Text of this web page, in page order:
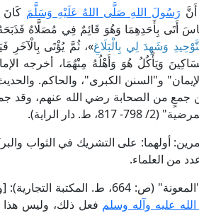
أَنَّرَسُولَ اللهِ صَلَّى اللهُ عَلَيْهِ وَسَلَّمَ كَانَ
أَتَى بِأَحَدِهِمَا وَهُوَ قَائِمٌ فِي مُصَلَّاهُ
وَشَهِدَ لِي بِالْبَلَاغِ»، ثُمَّ يُؤْتَى بِالْآخَرِ
وَيَأْكُلُ هُوَ وَأَهْلُهُ مِنْهُمَا، أخرجه
و"السنن الكبرى"، والحاكم.
جمعٍ من الصحابة رضي الله عنهم، وقد
دار الراية).
أولهما: على التشريك في الثواب
من العلماء.
قال القاضي عبد الوهاب في "المعونة"
عليه وآله وسلم فعل ذلك، وليس هذا